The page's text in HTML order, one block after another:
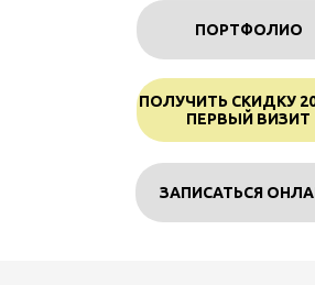
ПОРТФОЛИО
ПОЛУЧИТЬ СКИДКУ
ПЕРВЫЙ ВИЗИТ
ЗАПИСАТЬСЯ